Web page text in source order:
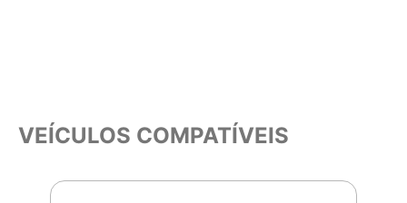
VEÍCULOS COMPATÍVEIS